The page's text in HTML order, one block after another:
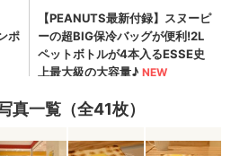
真一覧（全41枚）